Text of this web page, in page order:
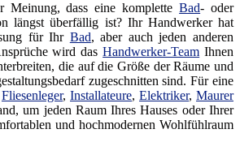
Meinung, dass eine kompletteBad- oder
längst überfällig ist? Ihr Handwerker hat
für Ihr Bad, aber auch jeden anderen
wird dasHandwerker-Team Ihnen
die auf die Größe der Räume und
zugeschnitten sind. Für eine
Fliesenleger, Installateure, Elektriker, Maurer
um jeden Raum Ihres Hauses oder Ihrer
und hochmodernen Wohlfühlraum